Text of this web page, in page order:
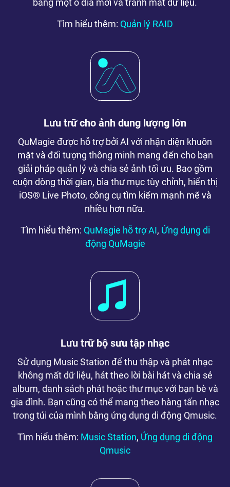
bằng một ổ đĩa mới và tránh mất dữ liệu.
Tìm hiểu thêm: Quản lý RAID
Lưu trữ cho ảnh dung lượng lớn
QuMagie được hỗ trợ bởi AI với nhận diện khuôn
mặt và đối tượng thông minh mang đến cho bạn
giải pháp quản lý và chia sẻ ảnh tối ưu. Bao gồm
cuộn dòng thời gian, bìa thư mục tùy chỉnh, hiển thị
iOS® Live Photo, công cụ tìm kiếm mạnh mẽ và
nhiều hơn nữa.
Tìm hiểu thêm: QuMagie hỗ trợ AI , Ứng dụng di
động QuMagie
Lưu trữ bộ sưu tập nhạc
Sử dụng Music Station để thu thập và phát nhạc
không mất dữ liệu, hát theo lời bài hát và chia sẻ
album, danh sách phát hoặc thư mục với bạn bè và
gia đình. Bạn cũng có thể mang theo hàng tấn nhạc
trong túi của mình bằng ứng dụng di động Qmusic.
Tìm hiểu thêm: Music Station, Ứng dụng di động
Qmusic